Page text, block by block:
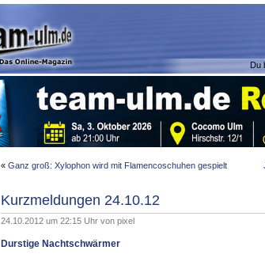
Du
« Ganz groß: Xylophon wird mit Flamencoschuhen gespielt
Kurzmeldungen 24.10.12
24.10.2012 um 22:15 Uhr von pixel
Durstige Nachtschwärmer